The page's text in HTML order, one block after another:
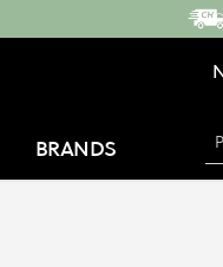
BRANDS